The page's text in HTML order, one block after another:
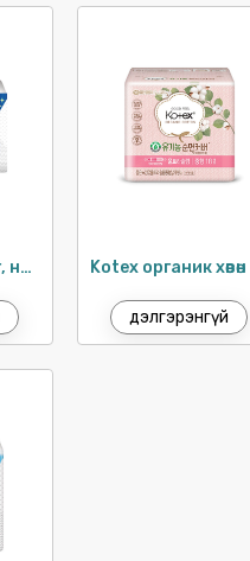
Kotex торгомсог, нимгэн шөнийн хэрэглэл 33см / 14ш
дэлгэрэнгүй